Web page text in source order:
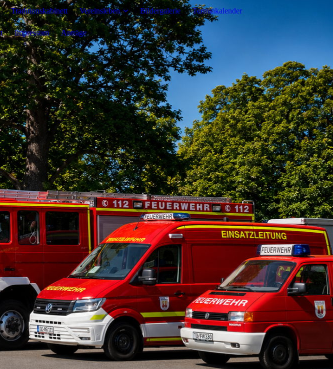
Traditionskabinett Vereinsleben Bildergalerie Terminkalender
Impressum Anträge